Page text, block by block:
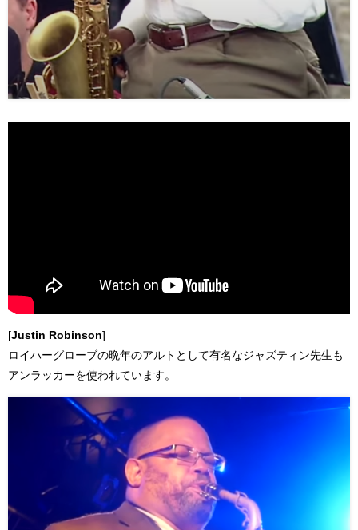
[Justin Robinson]
ロイハーグローブの晩年のアルトとして有名なジャズティン先生も
アンラッカーを使われています。